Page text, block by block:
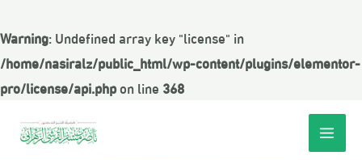
Warning: Undefined array key "license" in
/home/nasiralz/public_html/wp-content/plugins/elementor-
pro/license/api.phpon line 368